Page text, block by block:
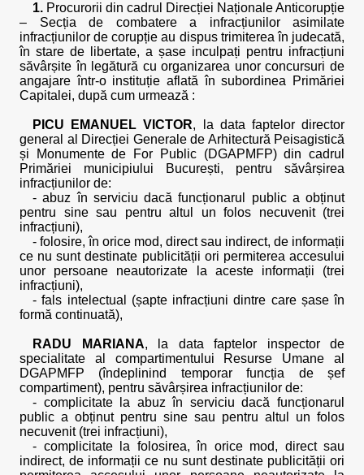
1. Procurorii din cadrul Direcției Naționale Anticorupție
– Secția de combatere a infracțiunilor asimilate
infracțiunilor de corupție au dispus trimiterea în judecată,
în stare de libertate, a șase inculpați pentru infracțiuni
săvârșite în legătură cu organizarea unor concursuri de
angajare într-o instituție aflată în subordinea Primăriei
Capitalei, după cum urmează :
PICU EMANUEL VICTOR, la data faptelor director
general al Direcției Generale de Arhitectură Peisagistică
și Monumente de For Public (DGAPMFP) din cadrul
Primăriei municipiului București, pentru săvârșirea
infracțiunilor de:
- abuz în serviciu dacă funcționarul public a obținut
pentru sine sau pentru altul un folos necuvenit (trei
infracțiuni),
- folosire, în orice mod, direct sau indirect, de informații
ce nu sunt destinate publicității ori permiterea accesului
unor persoane neautorizate la aceste informații (trei
infracțiuni),
- fals intelectual (șapte infracțiuni dintre care șase în
formă continuată),
RADU MARIANA, la data faptelor inspector de
specialitate al compartimentului Resurse Umane al
DGAPMFP (îndeplinind temporar funcția de șef
compartiment), pentru săvârșirea infracțiunilor de:
- complicitate la abuz în serviciu dacă funcționarul
public a obținut pentru sine sau pentru altul un folos
necuvenit (trei infracțiuni),
- complicitate la folosirea, în orice mod, direct sau
indirect, de informații ce nu sunt destinate publicității ori